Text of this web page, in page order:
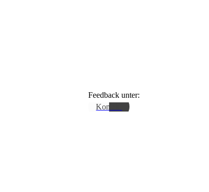
Feedback unter:
Kontakt